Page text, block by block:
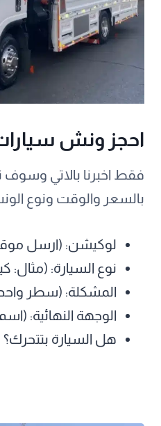
احجز ونش
فقط اخبرنا بالاتي وسوف
بالسعر والوقت ونوع
لوكيشن: (ارسل
نوع السيارة: (مثال:
المشكلة: (سطر
الوجهة النهائية:
هل السيارة بتتحرك؟